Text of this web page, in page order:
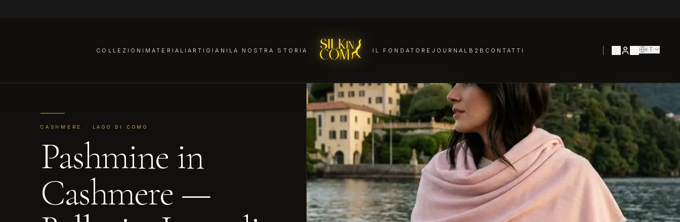
COLLEZIONI MATERIALI ARTIGIANI LA NOSTRA STORIA IL FONDATORE JOURNAL B2B CONTATTI IT
CASHMERE · LAGO DI COMO
Pashmine in
Cashmere —